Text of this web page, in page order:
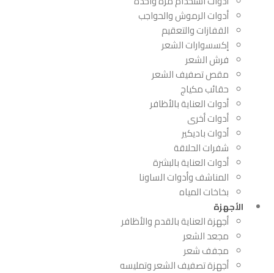
أدوات الرموش والحواجب
القفازات والتعقيم
إكسسوارات الشعر
فرش الشعر
مقص تصفيف الشعر
حقائب مكياج
أدوات العناية بالأظافر
أدوات أخرى
أدوات باديكير
شفرات الحلاقة
أدوات العناية بالبشرة
المناشف وأدوات الساونا
بخاخات المياه
الأجهزة
أجهزة العناية بالقدم والأظافر
مجعد الشعر
مجفف شعر
أجهزة تصفيف الشعر وتمليسه